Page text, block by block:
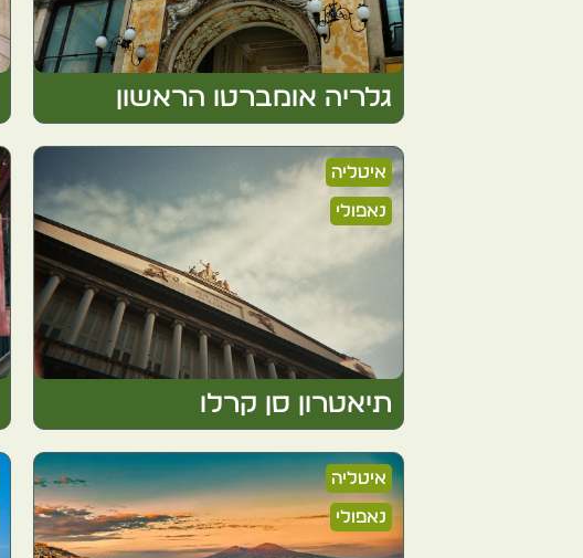
גלריה אומברטו הראשון
איטליה
נאפולי
תיאטרון סן קרלו
איטליה
נאפולי